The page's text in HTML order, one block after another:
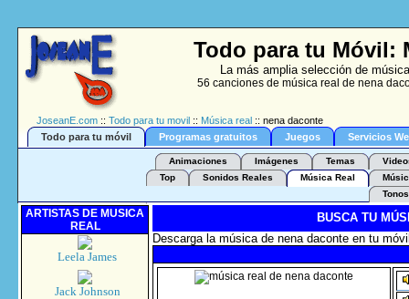
Todo para tu Móvil:
La más amplia selección de
56 canciones de música real de nena
JoseanE.com :: Todo para tu movil :: Música real :: nena daconte
Todo para tu móvil
Programas gratuitos Juegos Servicios
Animaciones Imágenes Temas
Top
Sonidos Reales Música Real
Tonos
ARTISTAS DE MUSICA
REAL
Leela James
Jack Johnson
BUSCA TU
Descarga la música de nena daconte en tu